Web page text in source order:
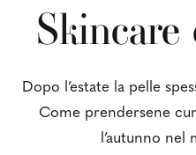
Skincare
Dopo l’estate la pelle
Come prendersene
l’autunno nel